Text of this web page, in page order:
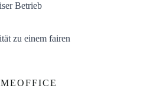
Betrieb
zu einem fairen